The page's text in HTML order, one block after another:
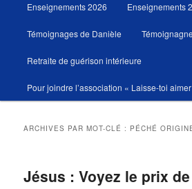
principal
Enseignements 2026 Enseignements
Témoignages de Danièle
Retraite de guérison intérieure
Pour joindre l’association « Laisse-toi
ARCHIVES PAR MOT-CLÉ : PÉCHÉ
Jésus : Voyez le prix